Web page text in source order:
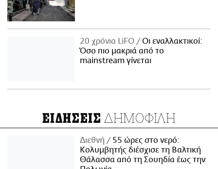
20 χρόνια LiFO
Οι εναλλακτικοί:
Όσο πιο μακριά από το
mainstream γίνεται
ΕΙΔΗΣΕΙΣ ΔΗΜΟΦΙΛΗ
Διεθνή
55 ώρες στο νερό:
Κολυμβητής διέσχισε τη Βαλτική
Θάλασσα από τη Σουηδία έως την